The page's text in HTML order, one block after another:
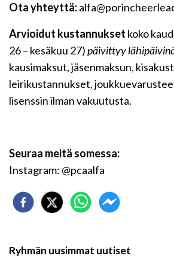
Ota yhteyttä:
Arvioidut kustannukset koko
26 – kesäkuu 27)päivittyy
kausimaksut, jäsenmaksun,
leirikustannukset,
lisenssin ilman vakuutusta.
Seuraa meitä somessa:
Instagram: @pcaalfa
Ryhmän uusimmat uutiset